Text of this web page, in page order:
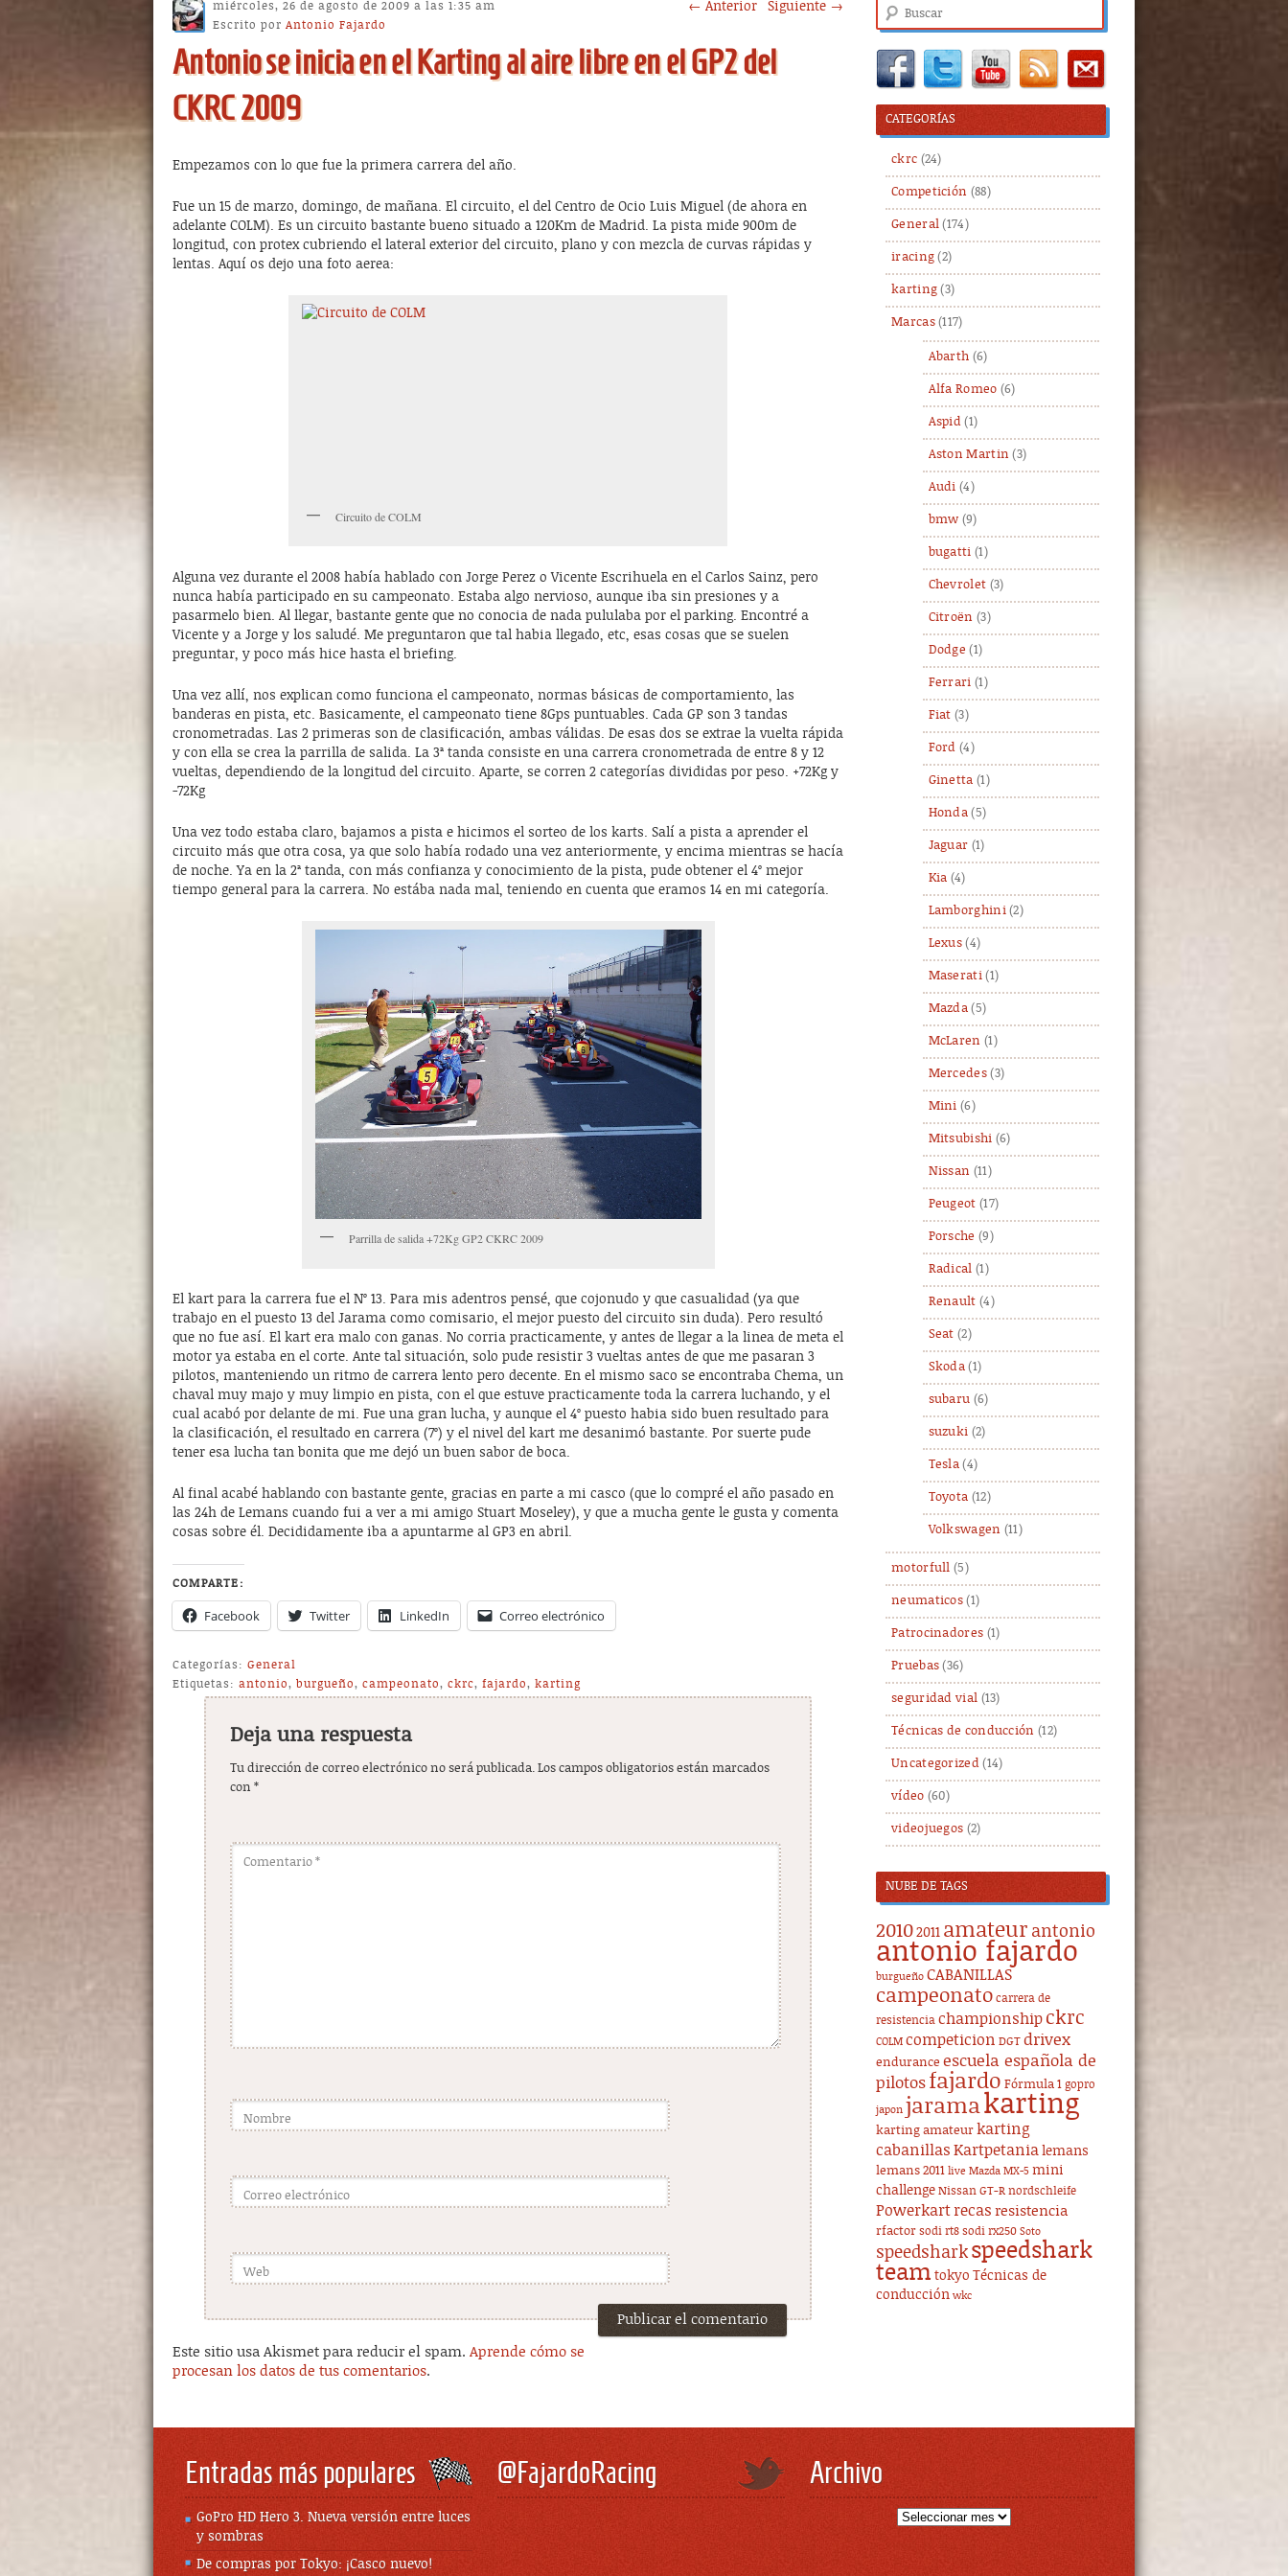
← Anterior Siguiente →
Antonio se inicia en el Karting al aire libre en el GP2 del
CKRC 2009
miércoles, 26 de agosto de 2009 a las 1:35 am
Escrito por Antonio Fajardo
Empezamos con lo que fue la primera carrera del año.
Fue un 15 de marzo, domingo, de mañana. El circuito, el del Centro de Ocio Luis Miguel (de ahora en
adelante COLM). Es un circuito bastante bueno situado a 120Km de Madrid. La pista mide 900m de
longitud, con protex cubriendo el lateral exterior del circuito, plano y con mezcla de curvas rápidas y
lentas. Aquí os dejo una foto aerea:
Circuito de COLM
Alguna vez durante el 2008 había hablado con Jorge Perez o Vicente Escrihuela en el Carlos Sainz, pero
nunca había participado en su campeonato. Estaba algo nervioso, aunque iba sin presiones y a
pasarmelo bien. Al llegar, bastante gente que no conocia de nada pululaba por el parking. Encontré a
Vicente y a Jorge y los saludé. Me preguntaron que tal habia llegado, etc, esas cosas que se suelen
preguntar, y poco más hice hasta el briefing.
Una vez allí, nos explican como funciona el campeonato, normas básicas de comportamiento, las
banderas en pista, etc. Basicamente, el campeonato tiene 8Gps puntuables. Cada GP son 3 tandas
cronometradas. Las 2 primeras son de clasificación, ambas válidas. De esas dos se extrae la vuelta rápida
y con ella se crea la parrilla de salida. La 3ª tanda consiste en una carrera cronometrada de entre 8 y 12
vueltas, dependiendo de la longitud del circuito. Aparte, se corren 2 categorías divididas por peso. +72Kg y
-72Kg
Una vez todo estaba claro, bajamos a pista e hicimos el sorteo de los karts. Salí a pista a aprender el
circuito más que otra cosa, ya que solo había rodado una vez anteriormente, y encima mientras se hacía
de noche. Ya en la 2ª tanda, con más confianza y conocimiento de la pista, pude obtener el 4º mejor
tiempo general para la carrera. No estába nada mal, teniendo en cuenta que eramos 14 en mi categoría.
Parrilla de salida +72Kg GP2 CKRC 2009
El kart para la carrera fue el Nº 13. Para mis adentros pensé, que cojonudo y que casualidad (ya que
trabajo en el puesto 13 del Jarama como comisario, el mejor puesto del circuito sin duda). Pero resultó
que no fue así. El kart era malo con ganas. No corria practicamente, y antes de llegar a la linea de meta el
motor ya estaba en el corte. Ante tal situación, solo pude resistir 3 vueltas antes de que me pasaran 3
pilotos, manteniendo un ritmo de carrera lento pero decente. En el mismo saco se encontraba Chema, un
chaval muy majo y muy limpio en pista, con el que estuve practicamente toda la carrera luchando, y el
cual acabó por delante de mi. Fue una gran lucha, y aunque el 4º puesto habia sido buen resultado para
la clasificación, el resultado en carrera (7º) y el nivel del kart me desanimó bastante. Por suerte pude
tener esa lucha tan bonita que me dejó un buen sabor de boca.
Al final acabé hablando con bastante gente, gracias en parte a mi casco (que lo compré el año pasado en
las 24h de Lemans cuando fui a ver a mi amigo Stuart Moseley), y que a mucha gente le gusta y comenta
cosas sobre él. Decididamente iba a apuntarme al GP3 en abril.
COMPARTE:
Facebook Twitter LinkedIn Correo electrónico
Categorías: General
Etiquetas: antonio, burgueño, campeonato, ckrc, fajardo, karting
Deja una respuesta
Tu dirección de correo electrónico no será publicada. Los campos obligatorios están marcados
con *
Comentario *
Nombre
Correo electrónico
Web
Este sitio usa Akismet para reducir el spam. Aprende cómo se
procesan los datos de tus comentarios.
Buscar
CATEGORÍAS
ckrc (24)
Competición (88)
General (174)
iracing (2)
karting (3)
Marcas(117)
Abarth (6)
Alfa Romeo (6)
Aspid (1)
Aston Martin (3)
Audi (4)
bmw (9)
bugatti (1)
Chevrolet (3)
Citroën (3)
Dodge (1)
Ferrari (1)
Fiat (3)
Ford (4)
Ginetta (1)
Honda (5)
Jaguar (1)
Kia (4)
Lamborghini(2)
Lexus (4)
Maserati(1)
Mazda (5)
McLaren (1)
Mercedes(3)
Mini (6)
Mitsubishi (6)
Nissan (11)
Peugeot (17)
Porsche (9)
Radical (1)
Renault (4)
Seat (2)
Skoda (1)
subaru (6)
suzuki (2)
Tesla (4)
Toyota (12)
Volkswagen (11)
motorfull (5)
neumaticos (1)
Patrocinadores (1)
Pruebas (36)
seguridad vial (13)
Técnicas de conducción (12)
Uncategorized(14)
vídeo (60)
videojuegos (2)
NUBE DE TAGS
20102011 amateur antonio
antonio fajardo
burgueño CABANILLAS
campeonato carrera de
resistencia championship ckrc
COLM competicion DGT drivex
endurance escuela española de
pilotos fajardo Fórmula 1 gopro
japon jaramakarting
karting amateur karting
cabanillas Kartpetanialemans
lemans 2011 live Mazda MX-5 mini
challenge Nissan GT-R nordschleife
Powerkart recas resistencia
rfactor sodi rt8 sodi rx250 Soto
speedshark speedshark
team tokyo Técnicas de
conducción wkc
Entradas más populares
GoPro HD Hero 3. Nueva versión entre luces
y sombras
De compras por Tokyo: ¡Casco nuevo!
@FajardoRacing Archivo